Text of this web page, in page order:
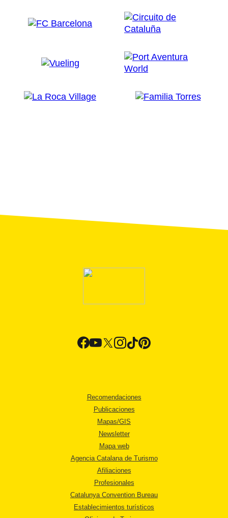
Recomendaciones
Publicaciones
Mapas/GIS
Newsletter
Mapa web
Agencia Catalana de Turismo
Afiliaciones
Profesionales
Catalunya Convention Bureau
Establecimientos turísticos